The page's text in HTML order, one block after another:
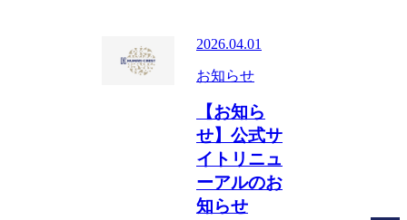
2026.04.01
お知らせ
【お知ら
せ】公式サ
イトリニュ
ーアルのお
知らせ